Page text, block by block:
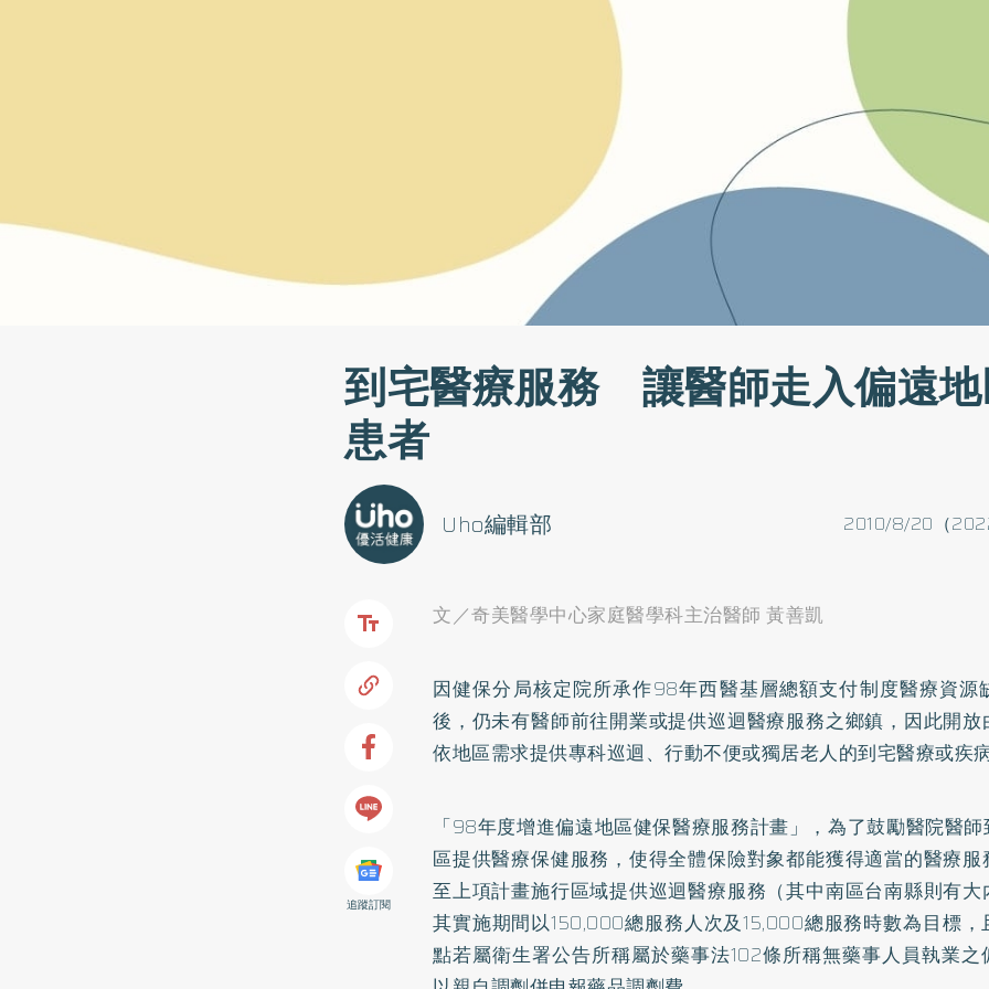
到宅醫療服務 讓醫師走入偏遠
患者
2010/8/20（
Uho編輯部
追蹤訂閱
文／奇美醫學中心家庭醫學科主治醫師 黃善凱
因健保分局核定院所承作98年西醫基層總額支付制度醫療資源
後，仍未有醫師前往開業或提供巡迴醫療服務之鄉鎮，因此開
依地區需求提供專科巡迴、行動不便或獨居老人的到宅醫療或疾
「98年度增進偏遠地區健保醫療服務計畫」，為了鼓勵醫院醫
區提供醫療保健服務，使得全體保險對象都能獲得適當的醫療
至上項計畫施行區域提供巡迴醫療服務（其中南區台南縣則有
其實施期間以150,000總服務人次及15,000總服務時數為目標
點若屬衛生署公告所稱屬於藥事法102條所稱無藥事人員執業